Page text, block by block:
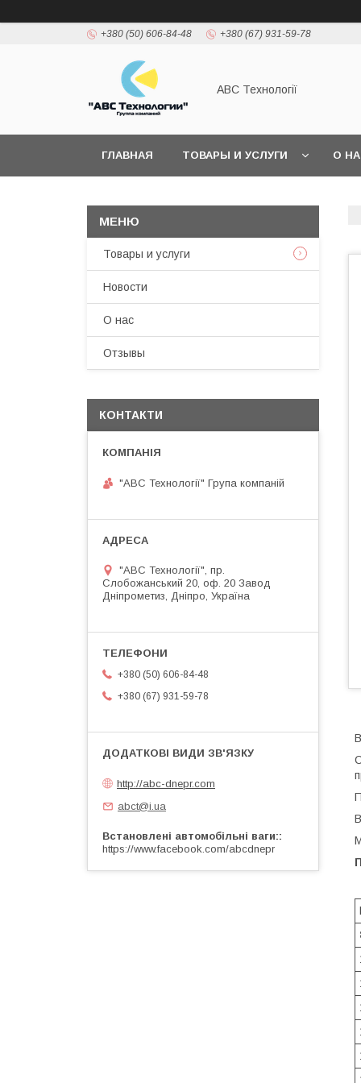
+380 (50) 606-84-48 +380 (67) 931-59-78
АВС Технології
ГЛАВНАЯ ТОВАРЫ И УСЛУГИ О
Товары и услуги
Новости
О нас
Отзывы
КОНТАКТИ
"АВС Технології" Група компаній
"АВС Технології", пр.
Слобожанський 20, оф. 20 Завод
Дніпрометиз, Дніпро, Україна
+380 (50) 606-84-48
+380 (67) 931-59-78
http://abc-dnepr.com
abct@i.ua
Встановлені автомобільні ваги:
https://www.facebook.com/abcdnepr